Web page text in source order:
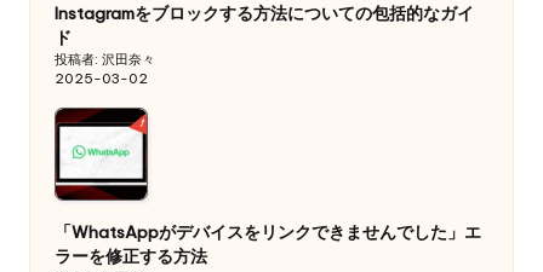
Instagramをブロックする方法についての包括的なガイ
ド
投稿者: 沢田奈々
2025-03-02
「WhatsAppがデバイスをリンクできませんでした」エ
ラーを修正する方法